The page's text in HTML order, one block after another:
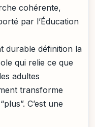
cohérente,
par l’Éducation
durable définition la
qui relie ce que
adultes
transforme
C’est une